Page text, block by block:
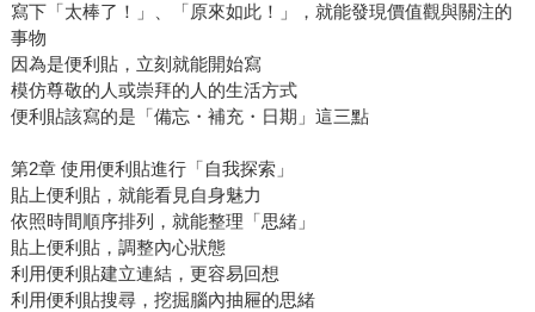
寫下「太棒了！」、「原來如此！」，就能發現價值觀與關注的
事物
因為是便利貼，立刻就能開始寫
模仿尊敬的人或崇拜的人的生活方式
便利貼該寫的是「備忘・補充・日期」這三點
第2章 使用便利貼進行「自我探索」
貼上便利貼，就能看見自身魅力
依照時間順序排列，就能整理「思緒」
貼上便利貼，調整內心狀態
利用便利貼建立連結，更容易回想
利用便利貼搜尋，挖掘腦內抽屜的思緒